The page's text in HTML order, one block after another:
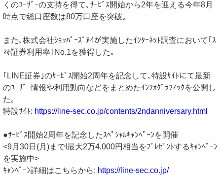
くのﾕｰｻﾞｰの支持を得て､ｻｰﾋﾞｽ開始から2年を迎える今年8月
時点で総口座数は80万口座を突破｡
また､株式会社ｼｮｯﾊﾟｰｽﾞｱｲが実施したｲﾝﾀｰﾈｯﾄ調査において｢ｽ
ﾏﾎ証券利用率｣No.1を獲得した｡
｢LINE証券｣のｻｰﾋﾞｽ開始2周年を記念して､特設ｻｲﾄにて最新
のﾕｰｻﾞｰ情報や利用動向などをまとめたｲﾝﾌｫｸﾞﾗﾌｨｯｸを公開し
た｡
特設ｻｲﾄ: https://line-sec.co.jp/contents/2ndanniversary.html
●ｻｰﾋﾞｽ開始2周年を記念したｽﾍﾟｼｬﾙｷｬﾝﾍﾟｰﾝを開催
<9月30日(月)まで!最大2万4,000円相当をﾌﾟﾚｾﾞﾝﾄするｷｬﾝﾍﾟｰﾝ
を実施中>
ｷｬﾝﾍﾟｰﾝ詳細はこちらから: https://line-sec.co.jp/